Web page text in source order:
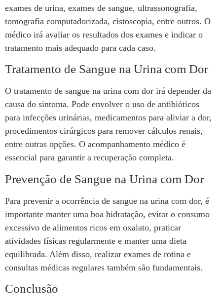
exames de urina, exames de sangue, ultrassonografia,
tomografia computadorizada, cistoscopia, entre outros. O
médico irá avaliar os resultados dos exames e indicar o
tratamento mais adequado para cada caso.
Tratamento de Sangue na Urina com Dor
O tratamento de sangue na urina com dor irá depender da
causa do sintoma. Pode envolver o uso de antibióticos
para infecções urinárias, medicamentos para aliviar a dor,
procedimentos cirúrgicos para remover cálculos renais,
entre outras opções. O acompanhamento médico é
essencial para garantir a recuperação completa.
Prevenção de Sangue na Urina com Dor
Para prevenir a ocorrência de sangue na urina com dor, é
importante manter uma boa hidratação, evitar o consumo
excessivo de alimentos ricos em oxalato, praticar
atividades físicas regularmente e manter uma dieta
equilibrada. Além disso, realizar exames de rotina e
consultas médicas regulares também são fundamentais.
Conclusão